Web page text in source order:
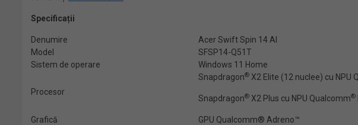
Specificații
Denumire
Acer Swift Spin 14 AI
Model
SFSP14-Q51T
Sistem de operare
Windows 11 Home
Procesor
Snapdragon® X2 Elite (12 nuclee) cu NPU
Snapdragon® X2 Plus cu NPU Qualcomm®
Grafică
GPU Qualcomm® Adreno™